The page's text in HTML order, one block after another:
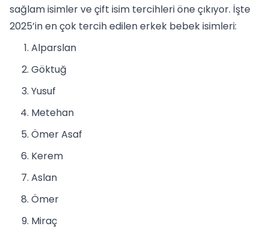
sağlam isimler ve çift isim tercihleri öne çıkıyor. İşte
2025’in en çok tercih edilen erkek bebek isimleri:
Alparslan
Göktuğ
Yusuf
Metehan
Ömer Asaf
Kerem
Aslan
Ömer
Miraç